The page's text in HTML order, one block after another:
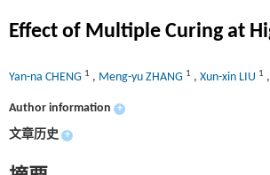
Effect of Multiple Curing at
Yan-na CHENG 1 , Meng-yu ZHANG 1 , Xun-xin LIU 1 ,
Author information +
文章历史 +